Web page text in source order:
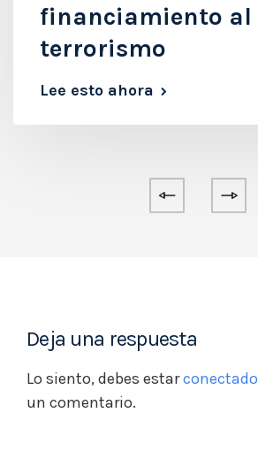
financiamiento al
terrorismo
Lee esto ahora
Deja una respuesta
Lo siento, debes estarconectado
un comentario.